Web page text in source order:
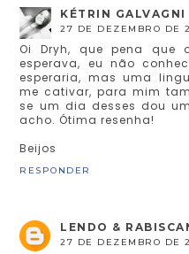
KÉTRIN GALVAGNI
27 DE DEZEMBRO DE
Oi Dryh, que pena
esperava, eu não
esperaria, mas uma
me cativar, para mim
se um dia desses dou
acho. Ótima resenha!
Beijos
RESPONDER
LENDO &
27 DE DEZEMBRO DE